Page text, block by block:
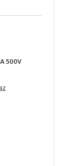
500V